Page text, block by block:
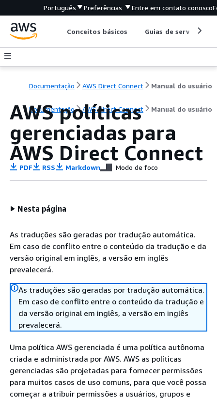
Português Preferências Entre em contato conosco
Conceitos básicos Guias de serviço
Documentação AWS Direct Connect Manual do usuário
Documentação AWS Direct Connect Manual do usuário
AWS políticas
gerenciadas para
AWS Direct Connect
PDF RSS Markdown Modo de foco
Nesta página
As traduções são geradas por tradução automática.
Em caso de conflito entre o conteúdo da tradução e da
versão original em inglês, a versão em inglês
prevalecerá.
As traduções são geradas por tradução automática.
Em caso de conflito entre o conteúdo da tradução e
da versão original em inglês, a versão em inglês
prevalecerá.
Uma política AWS gerenciada é uma política autônoma
criada e administrada por AWS. AWS as políticas
gerenciadas são projetadas para fornecer permissões
para muitos casos de uso comuns, para que você possa
começar a atribuir permissões a usuários, grupos e